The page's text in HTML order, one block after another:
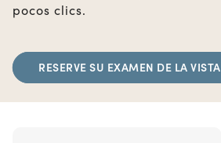
pocos clics.
RESERVE SU EXAMEN DE LA VISTA